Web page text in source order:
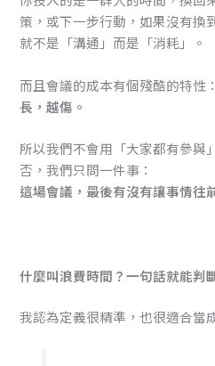
策，或下一步行動，如果沒有換
就不是「溝通」而是「消耗」。
而且會議的成本有個殘酷的特性：
長，越傷。
所以我們不會用「大家都有參與
否，我們只問一件事：
這場會議，最後有沒有讓事情往
什麼叫浪費時間？一句話就能判
我認為定義很精準，也很適合當